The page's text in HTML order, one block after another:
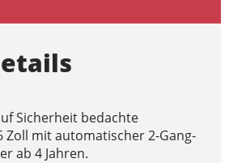
Sicherheit bedachte
Zoll mit automatischer 2-Gang-
ab 4 Jahren.